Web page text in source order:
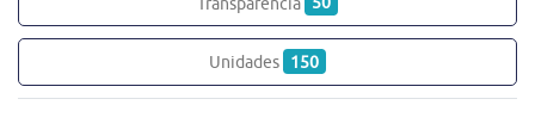
Unidades 150